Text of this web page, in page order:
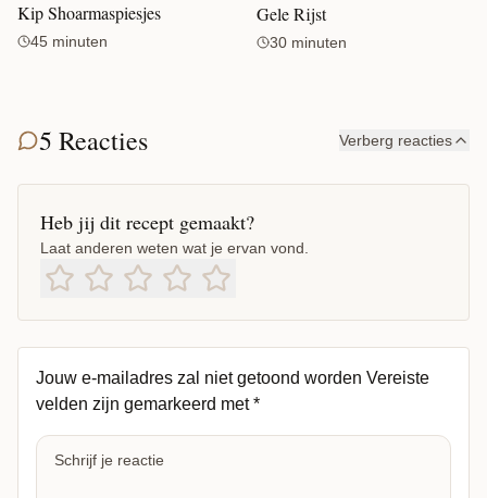
Kip Shoarmaspiesjes
45 minuten
Gele Rijst
30 minuten
5 Reacties Verberg reacties
Heb jij dit recept gemaakt?
Laat anderen weten wat je ervan vond.
Jouw e-mailadres zal niet getoond worden Vereiste
velden zijn gemarkeerd met*